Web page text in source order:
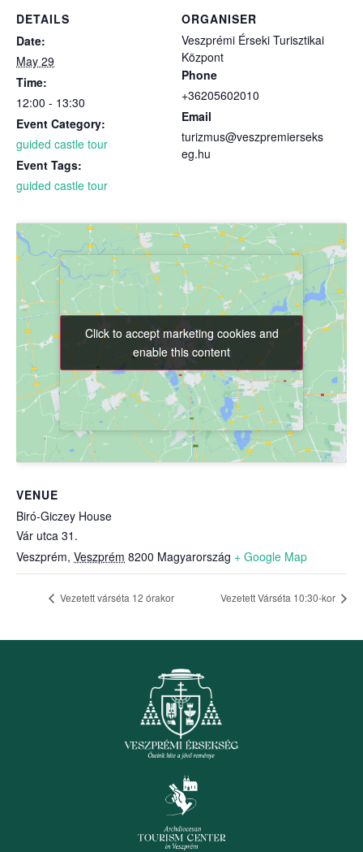
DETAILS
Date:
May 29
Time:
12:00 - 13:30
Event Category:
guided castle tour
Event Tags:
guided castle tour
ORGANISER
Veszprémi Érseki Turisztikai
Központ
Phone
+36205602010
Email
turizmus@veszpremierseks
eg.hu
VENUE
Biró-Giczey House
Vár utca 31.
Veszprém, Veszprém 8200 Magyarország + Google Map
Click to accept marketing cookies and
enable this content
Click to accept marketing cookies and
enable this content
Vezetett várséta 12 órakor Vezetett Várséta 10:30-kor